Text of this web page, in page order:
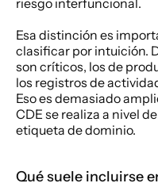
riesgo interfuncional.
Esa distinción es
clasificar por intuición.
son críticos, los de
los registros de
Eso es demasiado
CDE se realiza a nivel
etiqueta de dominio.
Qué suele incluirse